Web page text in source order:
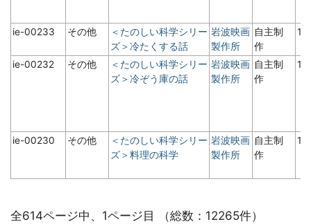
ie-00233 その他
＜たのしい科学シリー
ズ＞冷たくする話
岩波映画
製作所
自主制
作
ie-00232 その他
＜たのしい科学シリー
ズ＞冷ぞう庫の話
岩波映画
製作所
自主制
作
ie-00230 その他
＜たのしい科学シリー
ズ＞料理の科学
岩波映画
製作所
自主制
作
全614ページ中、1ページ目 （総数：12265件）